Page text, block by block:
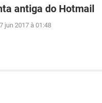
antiga do Hotmail
jun 2017 à 01:48